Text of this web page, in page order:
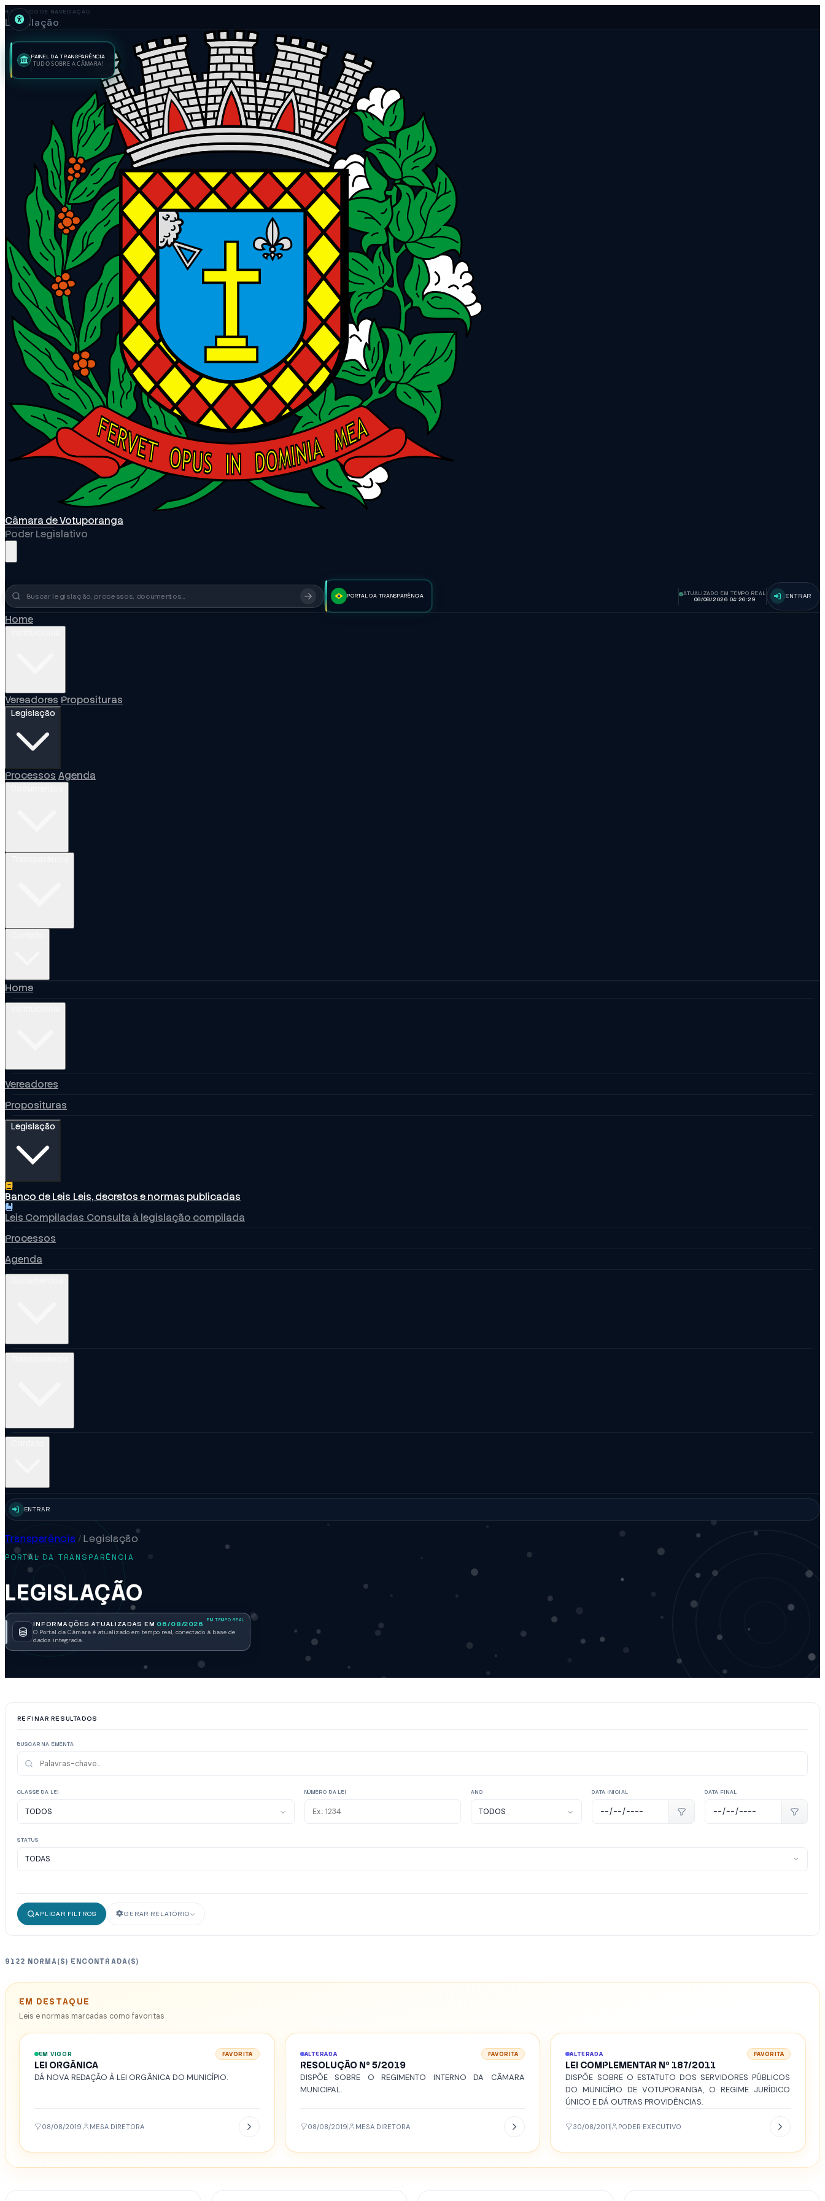
HISTÓRICO DE NAVEGAÇÃO
Legislação
Câmara de Votuporanga
Poder Legislativo
Busca no portal PORTAL DA TRANSPARÊNCIA
ATUALIZADO EM TEMPO REAL
06/08/2026 04:26:30
ENTRAR
Home
Vereadores Proposituras
Legislação
Processos Agenda
Home
Vereadores
Proposituras
Legislação
Banco de Leis Leis, decretos e normas publicadas
Leis Compiladas Consulta à legislação compilada
Processos
Agenda
ENTRAR
Transparência / Legislação
PORTAL DA TRANSPARÊNCIA
LEGISLAÇÃO
INFORMAÇÕES ATUALIZADAS EM 06/08/2026
O Portal da Câmara é atualizado em tempo real, conectado à base de
dados integrada.
REFINAR RESULTADOS
BUSCAR NA EMENTA
CLASSE DA LEI NÚMERO DA LEI ANO DATA INICIAL DATA FINAL
STATUS
APLICAR FILTROS GERAR RELATÓRIO
9122 NORMA(S) ENCONTRADA(S)
EM DESTAQUE
Leis e normas marcadas como favoritas
EM VIGOR FAVORITA
LEI ORGÂNICA
DÁ NOVA REDAÇÃO À LEI ORGÂNICA DO MUNICÍPIO.
08/08/2019 MESA DIRETORA
ALTERADA FAVORITA
RESOLUÇÃO Nº 5/2019
DISPÕE SOBRE O REGIMENTO INTERNO DA CÂMARA
MUNICIPAL.
08/08/2019 MESA DIRETORA
ALTERADA FAVORITA
LEI COMPLEMENTAR Nº 187/2011
DISPÕE SOBRE O ESTATUTO DOS SERVIDORES PÚBLICOS
DO MUNICÍPIO DE VOTUPORANGA, O REGIME JURÍDICO
ÚNICO E DÁ OUTRAS PROVIDÊNCIAS.
30/08/2011 PODER EXECUTIVO
PAINEL DA TRANSPARÊNCIA
TUDO SOBRE A CÂMARA!